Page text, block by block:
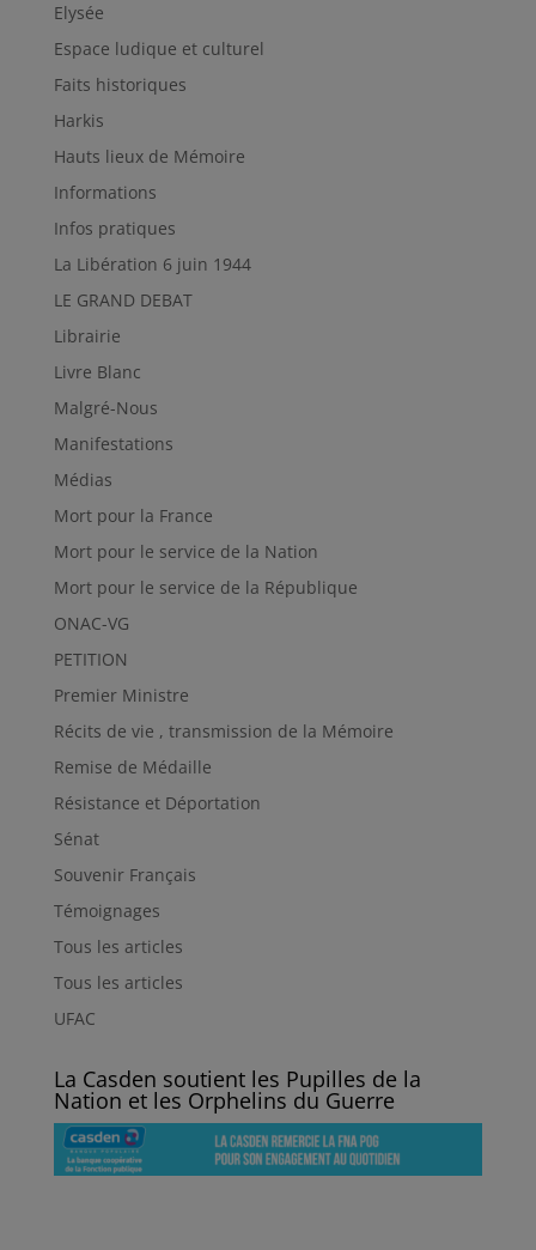
Elysée
Espace ludique et culturel
Faits historiques
Harkis
Hauts lieux de Mémoire
Informations
Infos pratiques
La Libération 6 juin 1944
LE GRAND DEBAT
Librairie
Livre Blanc
Malgré-Nous
Manifestations
Médias
Mort pour la France
Mort pour le service de la Nation
Mort pour le service de la République
ONAC-VG
PETITION
Premier Ministre
Récits de vie , transmission de la Mémoire
Remise de Médaille
Résistance et Déportation
Sénat
Souvenir Français
Témoignages
Tous les articles
Tous les articles
UFAC
La Casden soutient les Pupilles de la
Nation et les Orphelins du Guerre